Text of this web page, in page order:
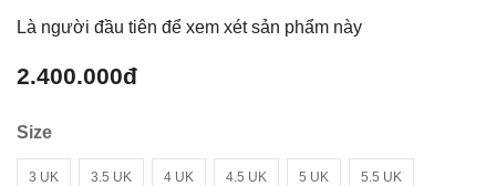
Là người đầu tiên để xem xét sản phẩm này
2.400.000đ
Size
3 UK 3.5 UK 4 UK 4.5 UK 5 UK 5.5 UK